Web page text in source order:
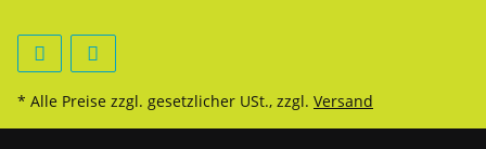
* Alle Preise zzgl. gesetzlicher USt., zzgl. Versand